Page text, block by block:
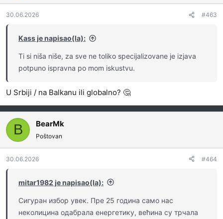
30.06.2026 #463
Kass je napisao(la):
Ti si niša niše, za sve ne toliko specijalizovane je izjava
potpuno ispravna po mom iskustvu.
U Srbiji / na Balkanu ili globalno? 🤔
B BearMk
Poštovan
30.06.2026 #464
mitar1982 je napisao(la):
Сигуран избор увек. Пре 25 година само нас
неколицина одабрала енергетику, већина су трчала